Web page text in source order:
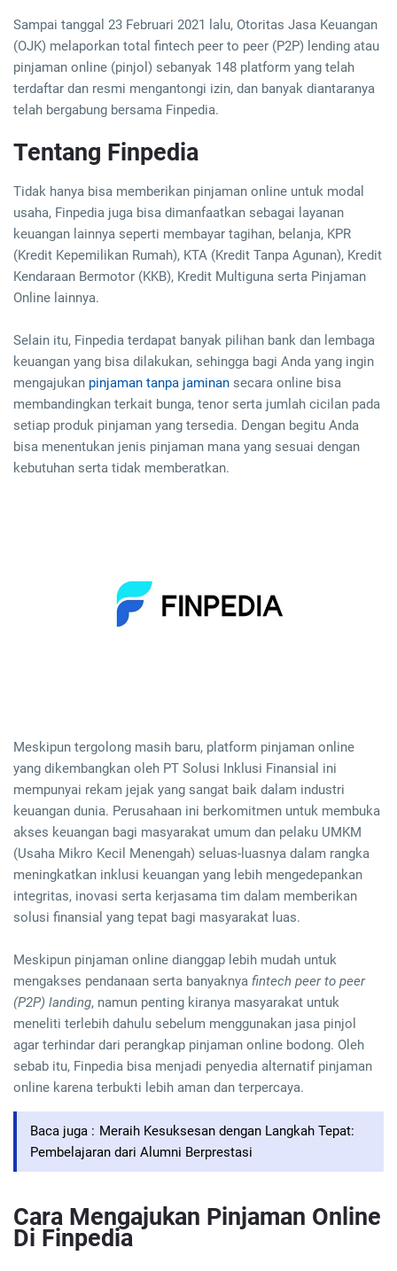
Sampai tanggal 23 Februari 2021 lalu, Otoritas Jasa Keuangan
(OJK) melaporkan total fintech peer to peer (P2P) lending atau
pinjaman online (pinjol) sebanyak 148 platform yang telah
terdaftar dan resmi mengantongi izin, dan banyak diantaranya
telah bergabung bersama Finpedia.
Tentang Finpedia
Tidak hanya bisa memberikan pinjaman online untuk modal
usaha, Finpedia juga bisa dimanfaatkan sebagai layanan
keuangan lainnya seperti membayar tagihan, belanja, KPR
(Kredit Kepemilikan Rumah), KTA (Kredit Tanpa Agunan), Kredit
Kendaraan Bermotor (KKB), Kredit Multiguna serta Pinjaman
Online lainnya.
Selain itu, Finpedia terdapat banyak pilihan bank dan lembaga
keuangan yang bisa dilakukan, sehingga bagi Anda yang ingin
mengajukan pinjaman tanpa jaminan secara online bisa
membandingkan terkait bunga, tenor serta jumlah cicilan pada
setiap produk pinjaman yang tersedia. Dengan begitu Anda
bisa menentukan jenis pinjaman mana yang sesuai dengan
kebutuhan serta tidak memberatkan.
Meskipun tergolong masih baru, platform pinjaman online
yang dikembangkan oleh PT Solusi Inklusi Finansial ini
mempunyai rekam jejak yang sangat baik dalam industri
keuangan dunia. Perusahaan ini berkomitmen untuk membuka
akses keuangan bagi masyarakat umum dan pelaku UMKM
(Usaha Mikro Kecil Menengah) seluas-luasnya dalam rangka
meningkatkan inklusi keuangan yang lebih mengedepankan
integritas, inovasi serta kerjasama tim dalam memberikan
solusi finansial yang tepat bagi masyarakat luas.
Meskipun pinjaman online dianggap lebih mudah untuk
mengakses pendanaan serta banyaknya fintech peer to peer
(P2P) landing, namun penting kiranya masyarakat untuk
meneliti terlebih dahulu sebelum menggunakan jasa pinjol
agar terhindar dari perangkap pinjaman online bodong. Oleh
sebab itu, Finpedia bisa menjadi penyedia alternatif pinjaman
online karena terbukti lebih aman dan terpercaya.
Baca juga : Meraih Kesuksesan dengan Langkah Tepat:
Pembelajaran dari Alumni Berprestasi
Cara Mengajukan Pinjaman Online
Di Finpedia